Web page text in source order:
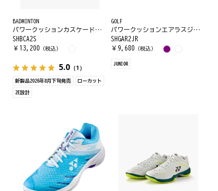
BADMINTON
パワークッションカスケードアクセルスリム
SHBCA2S
￥ 13,200 （税込）
5.0 （1）
新製品2026年8月下旬発売 ローカット
2E設計
GOLF
パワークッションエアラスジュニア
SHGAR2JR
￥ 9,680 （税込）
JUNIOR